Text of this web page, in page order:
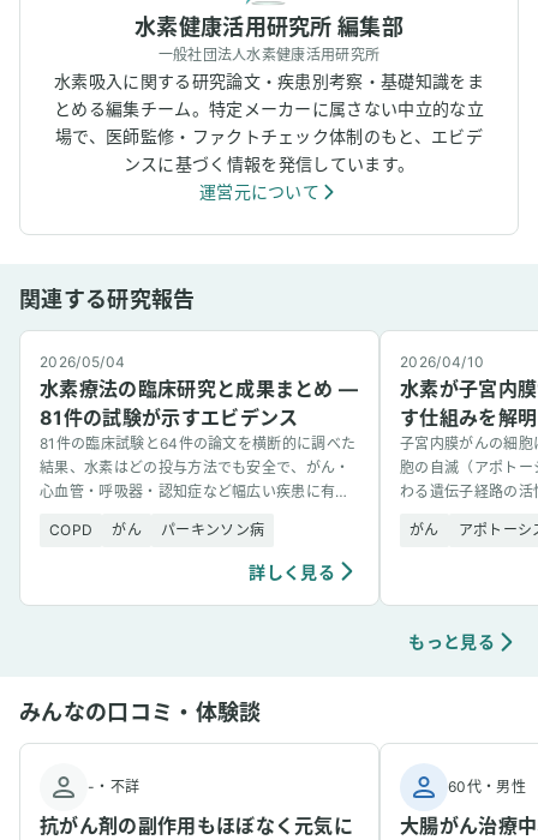
水素健康活用研究所 編集部
一般社団法人水素健康活用研究所
水素吸入に関する研究論文・疾患別考察・基礎知識をま
とめる編集チーム。特定メーカーに属さない中立的な立
場で、医師監修・ファクトチェック体制のもと、エビデ
ンスに基づく情報を発信しています。
運営元について
関連する研究報告
2026/05/04
水素療法の臨床研究と成果まとめ —
81件の試験が示すエビデンス
81件の臨床試験と64件の論文を横断的に調べた
結果、水素はどの投与方法でも安全で、がん・
心血管・呼吸器・認知症など幅広い疾患に有望
COPD
がん パーキンソン病
詳しく見る
2026/04/10
水素が子宮内
す仕組みを解明
子宮内膜がんの細
胞の自滅（アポト
わる遺伝子経路の
がん
アポトーシ
もっと見る
みんなの口コミ・体験談
- ・ 不詳
抗がん剤の副作用もほぼなく元気に
60代・男性
大腸がん治療